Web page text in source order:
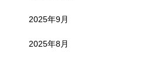
2025年9月
2025年8月